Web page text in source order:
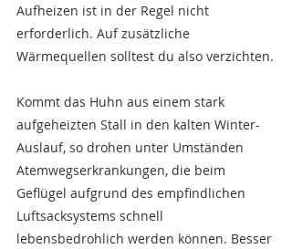
Aufheizen ist in der Regel nicht
erforderlich. Auf zusätzliche
Wärmequellen solltest du also verzichten.
Kommt das Huhn aus einem stark
aufgeheizten Stall in den kalten Winter-
Auslauf, so drohen unter Umständen
Atemwegserkrankungen, die beim
Geflügel aufgrund des empfindlichen
Luftsacksystems schnell
lebensbedrohlich werden können. Besser